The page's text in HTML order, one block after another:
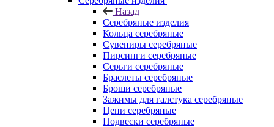
Назад
Серебряные изделия
Кольца серебряные
Сувениры серебряные
Пирсинги серебряные
Серьги серебряные
Браслеты серебряные
Броши серебряные
Зажимы для галстука серебряные
Цепи серебряные
Подвески серебряные